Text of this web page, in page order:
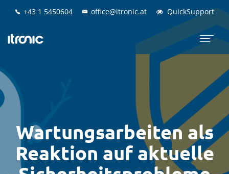
+43 1 5450604
+43 1 5450604 office@itronic.at
office@itronic.at QuickSupport
QuickSupport
Wartungsarbeiten als
Reaktion auf aktuelle